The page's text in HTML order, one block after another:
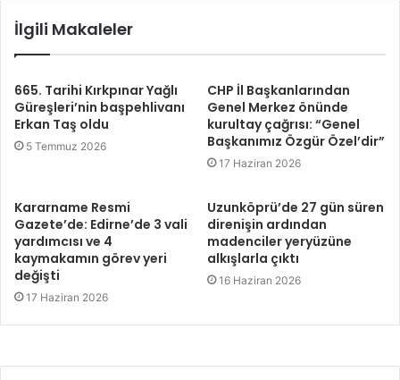
İlgili Makaleler
665. Tarihi Kırkpınar Yağlı
Güreşleri’nin başpehlivanı
Erkan Taş oldu
5 Temmuz 2026
CHP İl Başkanlarından
Genel Merkez önünde
kurultay çağrısı: “Genel
Başkanımız Özgür Özel’dir”
17 Haziran 2026
Kararname Resmi
Gazete’de: Edirne’de 3 vali
yardımcısı ve 4
kaymakamın görev yeri
değişti
17 Haziran 2026
Uzunköprü’de 27 gün süren
direnişin ardından
madenciler yeryüzüne
alkışlarla çıktı
16 Haziran 2026